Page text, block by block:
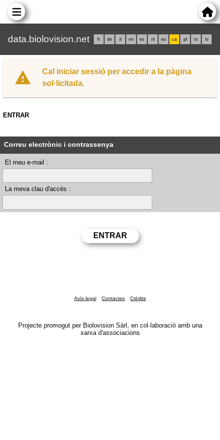
data.biolovision.net fr de it en es nl eu ca pl rs lv
Cal iniciar sessió per accedir a la pàgina
sol·licitada.
ENTRAR
Correu electrònic i contrassenya
El meu e-mail :
La meva clau d'accés :
Avís legal Contactes Crèdits
Projecte promogut per Biolovision Sàrl, en col·laboració amb una
xarxa d'associacions